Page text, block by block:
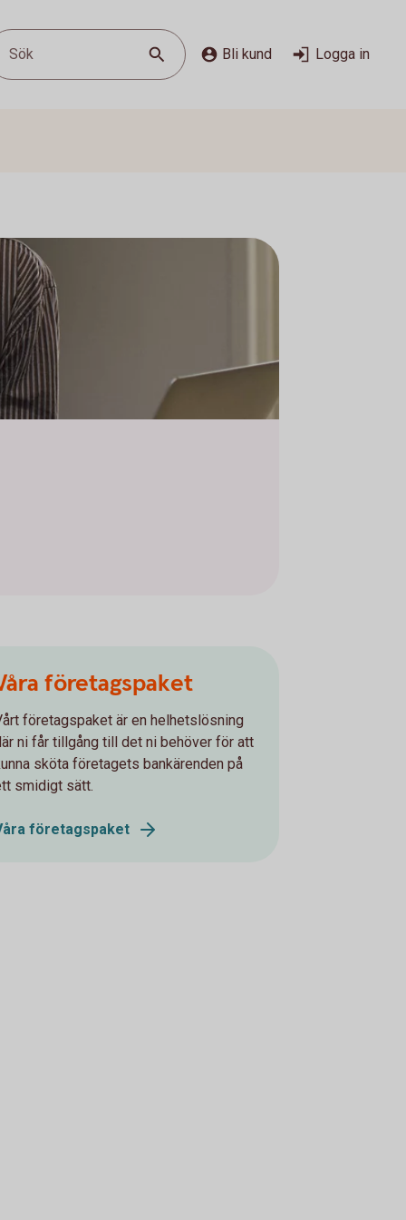
Sök Bli kund Logga in
företagspaket
företagspaket är en helhetslösning
ni får tillgång till det ni behöver för att
sköta företagets bankärenden på
smidigt sätt.
företagspaket